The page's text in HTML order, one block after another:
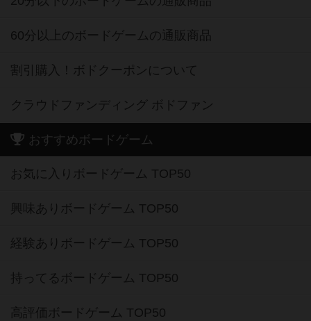
60分以上のボードゲームの通販商品
割引購入！ボドクーポンについて
クラウドファンディング ボドファン
おすすめボードゲーム
お気に入りボードゲーム TOP50
興味ありボードゲーム TOP50
経験ありボードゲーム TOP50
持ってるボードゲーム TOP50
高評価ボードゲーム TOP50